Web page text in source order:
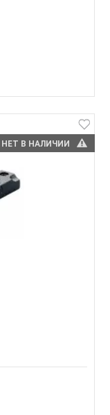
НЕТ В НАЛИЧИИ